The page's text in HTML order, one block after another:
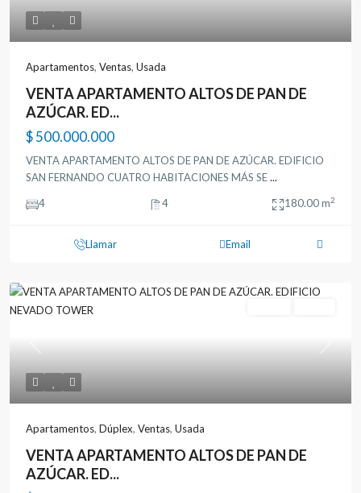
Apartamentos, Ventas, Usada
VENTA APARTAMENTO ALTOS DE PAN DE
AZÚCAR. ED...
$ 500.000.000
VENTA APARTAMENTO ALTOS DE PAN DE AZÚCAR. EDIFICIO
SAN FERNANDO CUATRO HABITACIONES MÁS SE...
4
4 180.00 m2
Llamar Email
Previous Next
Apartamentos, Dúplex, Ventas, Usada
VENTA APARTAMENTO ALTOS DE PAN DE
AZÚCAR. ED...